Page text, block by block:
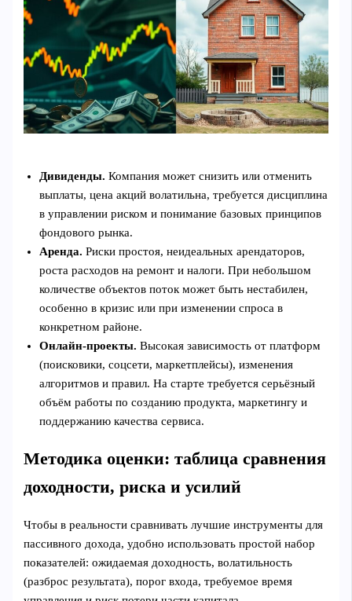
Дивиденды. Компания может снизить или отменить
выплаты, цена акций волатильна, требуется дисциплина
в управлении риском и понимание базовых принципов
фондового рынка.
Аренда. Риски простоя, неидеальных арендаторов,
роста расходов на ремонт и налоги. При небольшом
количестве объектов поток может быть нестабилен,
особенно в кризис или при изменении спроса в
конкретном районе.
Онлайн‑проекты. Высокая зависимость от платформ
(поисковики, соцсети, маркетплейсы), изменения
алгоритмов и правил. На старте требуется серьёзный
объём работы по созданию продукта, маркетингу и
поддержанию качества сервиса.
Методика оценки: таблица сравнения
доходности, риска и усилий
Чтобы в реальности сравнивать лучшие инструменты для
пассивного дохода, удобно использовать простой набор
показателей: ожидаемая доходность, волатильность
(разброс результата), порог входа, требуемое время